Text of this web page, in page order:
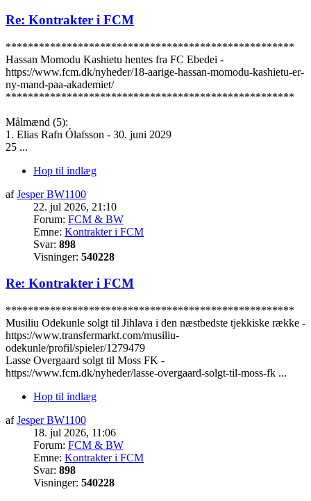
Re: Kontrakter i FCM
****************************************************
Hassan Momodu Kashietu hentes fra FC Ebedei -
https://www.fcm.dk/nyheder/18-aarige-hassan-momodu-kashietu-er-
ny-mand-paa-akademiet/
****************************************************
Målmænd (5):
1. Elias Rafn Ólafsson - 30. juni 2029
25 ...
Hop til indlæg
afJesper BW1100
22. jul 2026, 21:10
Forum: FCM & BW
Emne: Kontrakter i FCM
Svar: 898
Visninger: 540228
Re: Kontrakter i FCM
****************************************************
Musiliu Odekunle solgt til Jihlava i den næstbedste tjekkiske række -
https://www.transfermarkt.com/musiliu-
odekunle/profil/spieler/1279479
Lasse Overgaard solgt til Moss FK -
https://www.fcm.dk/nyheder/lasse-overgaard-solgt-til-moss-fk ...
Hop til indlæg
afJesper BW1100
18. jul 2026, 11:06
Forum: FCM & BW
Emne: Kontrakter i FCM
Svar: 898
Visninger: 540228